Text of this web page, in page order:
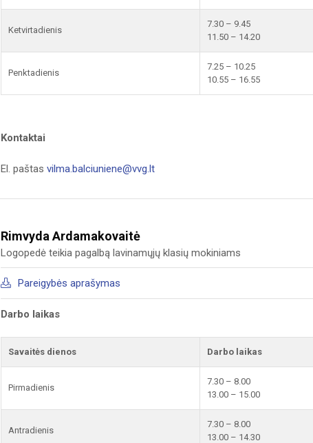
Ketvirtadienis
7.30 – 9.45
11.50 – 14.20
Penktadienis
7.25 – 10.25
10.55 – 16.55
Kontaktai
El. paštas vilma.balciuniene@vvg.lt
Rimvyda Ardamakovaitė
Logopedė teikia pagalbą lavinamųjų klasių mokiniams
Pareigybės aprašymas
Darbo laikas
Savaitės dienos Darbo laikas
Pirmadienis
7.30 – 8.00
13.00 – 15.00
Antradienis
7.30 – 8.00
13.00 – 14.30